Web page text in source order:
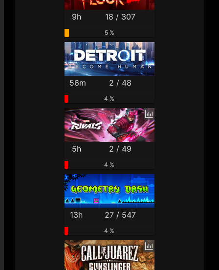
9h 18 / 307
5 %
56m 2 / 48
4 %
5h 2 / 49
4 %
13h 27 / 547
4 %